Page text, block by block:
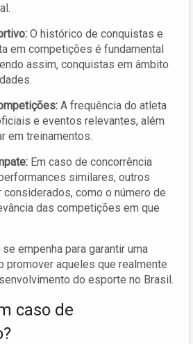
O histórico de conquistas e
em competições é fundamental
assim, conquistas em âmbito
A frequência do atleta
e eventos relevantes, além
em treinamentos.
Em caso de concorrência
similares, outros
como o número de
das competições em que
empenha para garantir uma
promover aqueles que realmente
do esporte no Brasil.
caso de